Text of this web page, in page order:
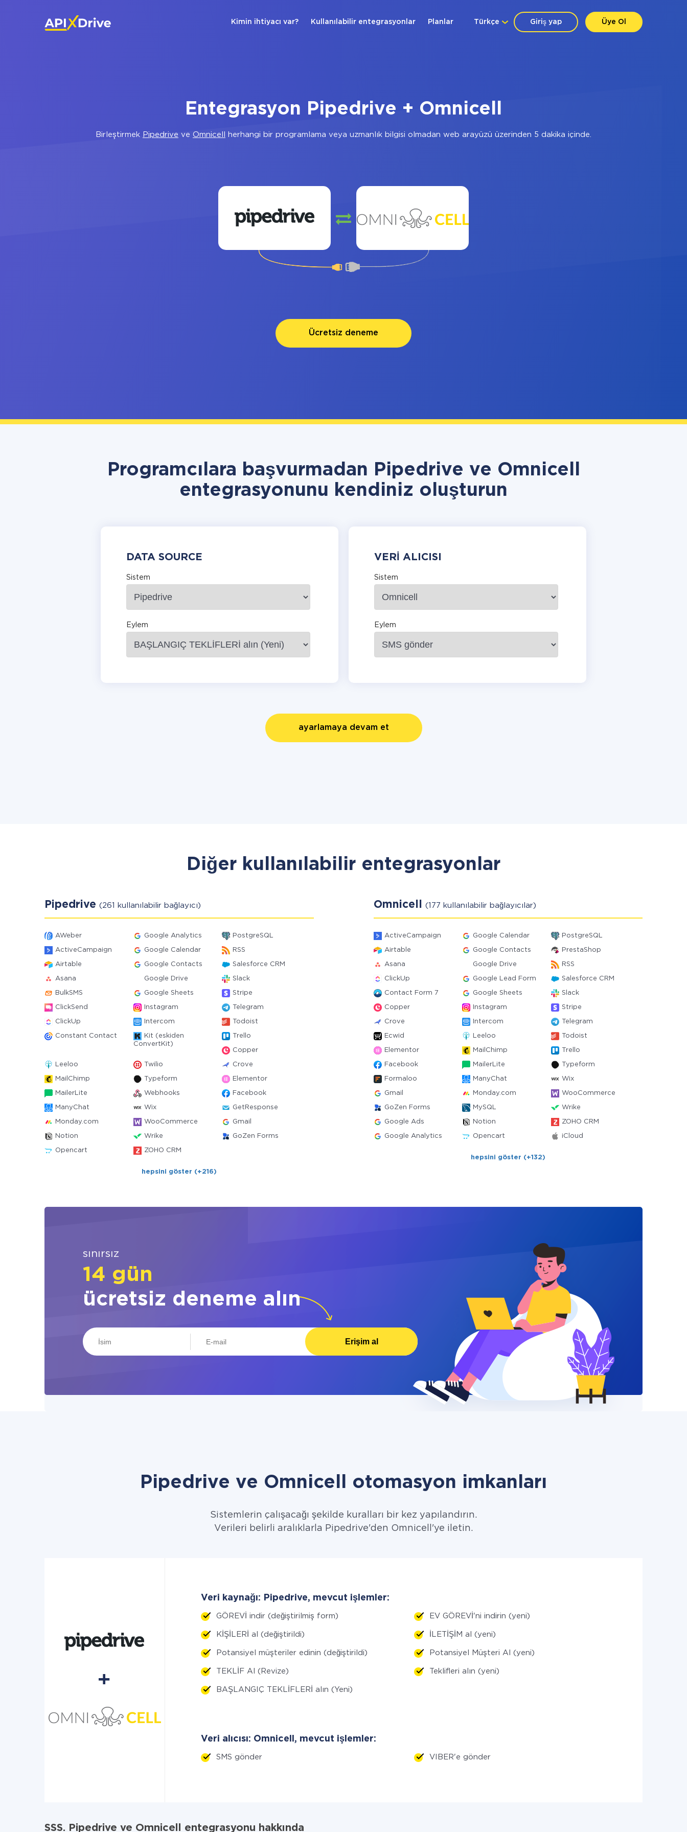
Giriş yap Üye Ol
Türkçe
Kimin ihtiyacı var? Kullanılabilir entegrasyonlar Planlar
Entegrasyon Pipedrive + Omnicell
Birleştirmek Pipedrive ve Omnicell herhangi bir programlama veya uzmanlık bilgisi olmadan web arayüzü üzerinden 5 dakika içinde.
Ücretsiz deneme
Programcılara başvurmadan Pipedrive ve Omnicell
entegrasyonunu kendiniz oluşturun
DATA SOURCE
Sistem
Eylem
VERI ALICISI
Sistem
Eylem
ayarlamaya devam et
Diğer kullanılabilir entegrasyonlar
Pipedrive (261 kullanılabilir bağlayıcı)
AWeber Google Analytics PostgreSQL
ActiveCampaign Google Calendar RSS
Airtable Google Contacts Salesforce CRM
Asana Google Drive Slack
BulkSMS Google Sheets Stripe
ClickSend Instagram Telegram
ClickUp Intercom Todoist
Constant Contact
Kit (eskiden
ConvertKit)
Trello
Copper
Leeloo Twilio Crove
MailChimp Typeform Elementor
MailerLite Webhooks Facebook
ManyChat Wix GetResponse
Monday.com WooCommerce Gmail
Notion Wrike GoZen Forms
Opencart ZOHO CRM
hepsini göster (+216)
Omnicell (177 kullanılabilir bağlayıcılar)
ActiveCampaign Google Calendar PostgreSQL
Airtable Google Contacts PrestaShop
Asana Google Drive RSS
ClickUp Google Lead Form Salesforce CRM
Contact Form 7 Google Sheets Slack
Copper Instagram Stripe
Crove Intercom Telegram
Ecwid Leeloo Todoist
Elementor MailChimp Trello
Facebook MailerLite Typeform
Formaloo ManyChat Wix
Gmail Monday.com WooCommerce
GoZen Forms MySQL Wrike
Google Ads Notion ZOHO CRM
Google Analytics Opencart iCloud
hepsini göster (+132)
sınırsız
14 gün
ücretsiz deneme alın
Erişim al
Pipedrive ve Omnicell otomasyon imkanları
Sistemlerin çalışacağı şekilde kuralları bir kez yapılandırın.
Verileri belirli aralıklarla Pipedrive'den Omnicell'ye iletin.
Veri kaynağı: Pipedrive, mevcut işlemler:
GÖREVİ indir (değiştirilmiş form) EV GÖREVİ'ni indirin (yeni)
KİŞİLERİ al (değiştirildi) İLETİŞİM al (yeni)
Potansiyel müşteriler edinin (değiştirildi) Potansiyel Müşteri Al (yeni)
TEKLİF Al (Revize) Teklifleri alın (yeni)
BAŞLANGIÇ TEKLİFLERİ alın (Yeni)
Veri alıcısı: Omnicell, mevcut işlemler:
SMS gönder VIBER'e gönder
SSS. Pipedrive ve Omnicell entegrasyonu hakkında